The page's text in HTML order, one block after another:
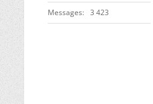
Messages 3 423